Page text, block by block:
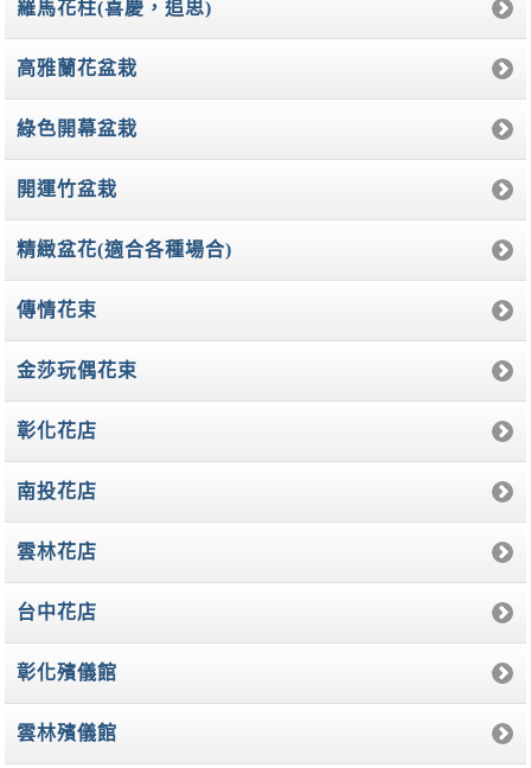
羅馬花柱(喜慶，追思)
高雅蘭花盆栽
綠色開幕盆栽
開運竹盆栽
精緻盆花(適合各種場合)
傳情花束
金莎玩偶花束
彰化花店
南投花店
雲林花店
台中花店
彰化殯儀館
雲林殯儀館